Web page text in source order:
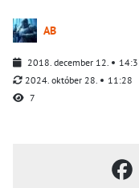
AB
2018. december 12.
2024. október 28.
11:28
7